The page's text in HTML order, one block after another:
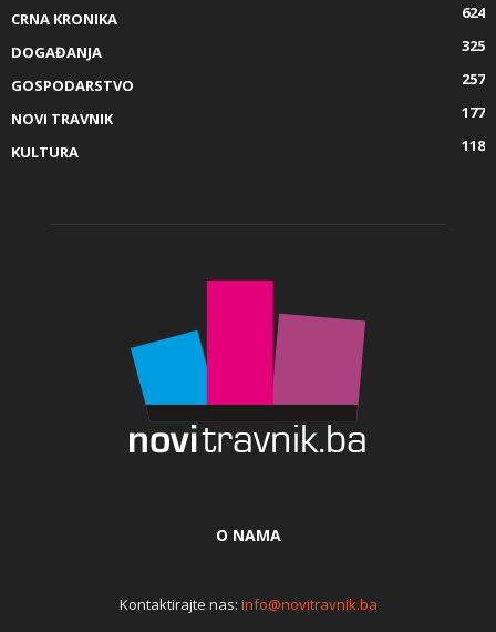
CRNA KRONIKA
624
DOGAĐANJA
325
GOSPODARSTVO
257
NOVI TRAVNIK
177
KULTURA
118
O NAMA
Kontaktirajte nas: info@novitravnik.ba